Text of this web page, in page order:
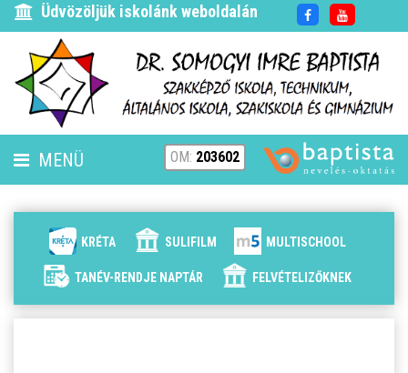
Üdvözöljük iskolánk weboldalán
MENÜ
HÍREK
ALAPÍTVÁNYUNK
OM: 203602
KRÉTA SULIFILM MULTISCHOOL
TANÉV-RENDJE NAPTÁR FELVÉTELIZŐKNEK